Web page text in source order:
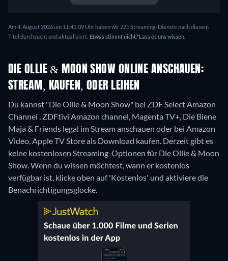
Am 4. August 2026 um 11:41:09 Uhr haben wir 221 Streaming-Dienste nach diesem
Titel durchsucht und aktualisiert. Etwas stimmt nicht? Lass es uns wissen.
DIE OLLIE & MOON SHOW ONLINE ANSCHAUEN:
STREAM, KAUFEN, ODER LEIHEN
Du kannst "Die Ollie & Moon Show" bei ZDF Select Amazon
Channel , ZDFtivi Amazon channel, Magenta TV+, Die Biene
Maja & Friends legal im Stream anschauen oder bei Amazon
Video, Apple TV Store als Download kaufen. Derzeit gibt es
keine kostenlosen Streaming-Optionen für Die Ollie & Moon
Show. Wenn du wissen möchtest, wann er kostenlos
verfügbar ist, klicke oben auf 'Kostenlos' und aktiviere die
Benachrichtigungsglocke.